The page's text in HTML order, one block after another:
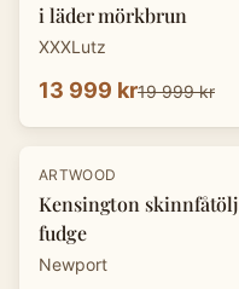
i läder mörkbrun
XXXLutz
13 999 kr19 999 kr
-20%
ARTWOOD
Kensington skinnfåtölj
fudge
Newport